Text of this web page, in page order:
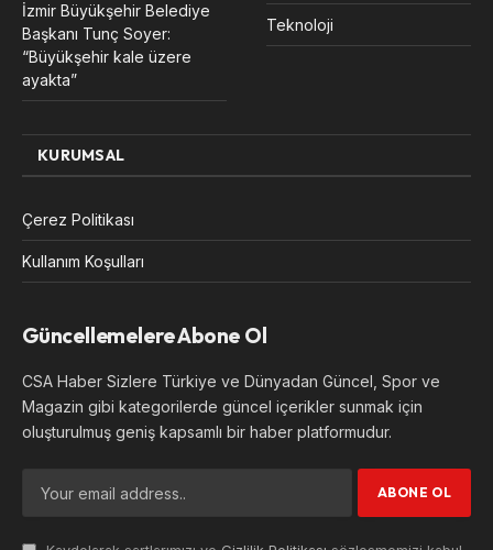
İzmir Büyükşehir Belediye
Başkanı Tunç Soyer:
“Büyükşehir kale üzere
ayakta”
Teknoloji
KURUMSAL
Çerez Politikası
Kullanım Koşulları
Güncellemelere Abone Ol
CSA Haber Sizlere Türkiye ve Dünyadan Güncel, Spor ve
Magazin gibi kategorilerde güncel içerikler sunmak için
oluşturulmuş geniş kapsamlı bir haber platformudur.